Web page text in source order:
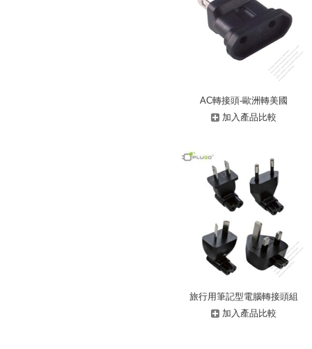
AC轉接頭-歐洲轉美國
加入產品比較
旅行用筆記型電腦轉接頭組
加入產品比較